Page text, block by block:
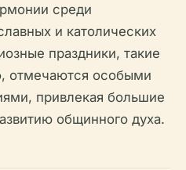
среди
и католических
праздники, такие
отмечаются особыми
привлекая большие
общинного духа.